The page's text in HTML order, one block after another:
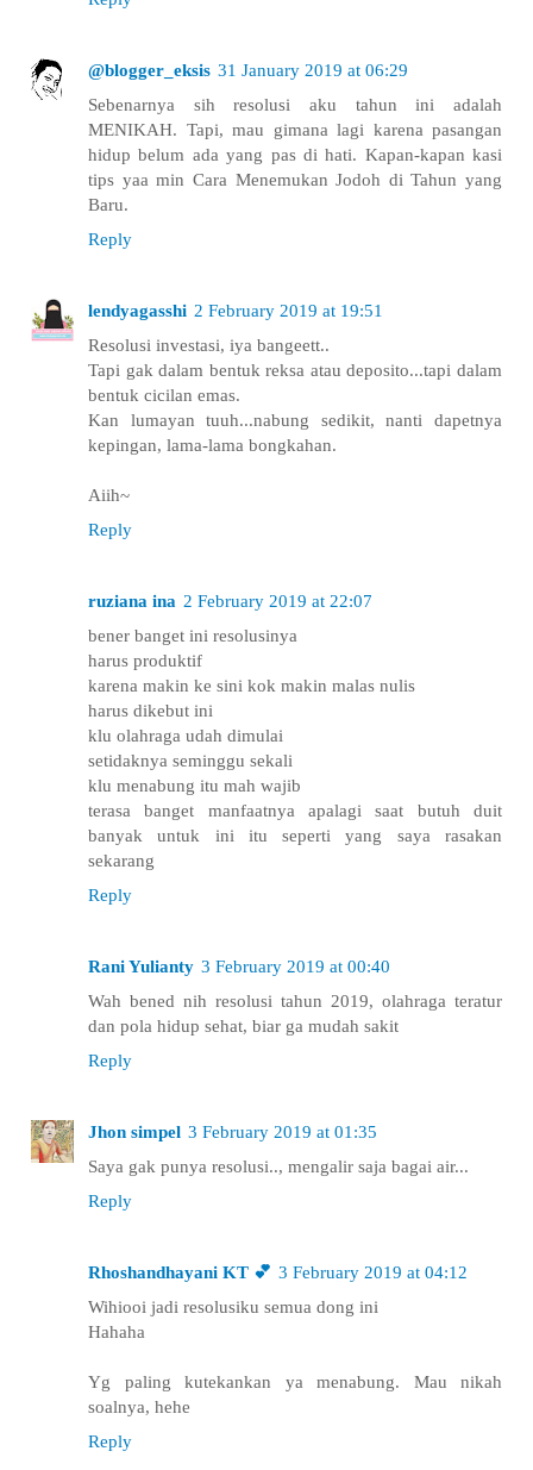
@blogger_eksis 31 January 2019 at 06:29
Sebenarnya sih resolusi aku tahun ini adalah
MENIKAH. Tapi, mau gimana lagi karena pasangan
hidup belum ada yang pas di hati. Kapan-kapan kasi
tips yaa min Cara Menemukan Jodoh di Tahun yang
Baru.
Reply
lendyagasshi 2 February 2019 at 19:51
Resolusi investasi, iya bangeett..
Tapi gak dalam bentuk reksa atau deposito...tapi dalam
bentuk cicilan emas.
Kan lumayan tuuh...nabung sedikit, nanti dapetnya
kepingan, lama-lama bongkahan.
Aiih~
Reply
ruziana ina 2 February 2019 at 22:07
bener banget ini resolusinya
harus produktif
karena makin ke sini kok makin malas nulis
harus dikebut ini
klu olahraga udah dimulai
setidaknya seminggu sekali
klu menabung itu mah wajib
terasa banget manfaatnya apalagi saat butuh duit
banyak untuk ini itu seperti yang saya rasakan
sekarang
Reply
Rani Yulianty 3 February 2019 at 00:40
Wah bened nih resolusi tahun 2019, olahraga teratur
dan pola hidup sehat, biar ga mudah sakit
Reply
Jhon simpel 3 February 2019 at 01:35
Saya gak punya resolusi.., mengalir saja bagai air...
Reply
Rhoshandhayani KT 💕 3 February 2019 at 04:12
Wihiooi jadi resolusiku semua dong ini
Hahaha
Yg paling kutekankan ya menabung. Mau nikah
soalnya, hehe
Reply